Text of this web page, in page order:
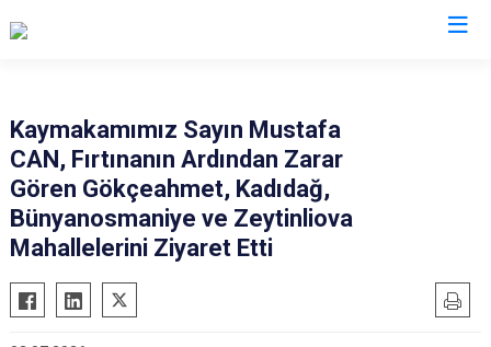
Ahmetli
Akhisar
Alaşehir
Gölmarmara
Gördes
Salihli
Sarıgöl
Saruhanlı
Kaymakamımız Sayın Mustafa
CAN, Fırtınanın Ardından Zarar
Gören Gökçeahmet, Kadıdağ,
Bünyanosmaniye ve Zeytinliova
Mahallelerini Ziyaret Etti